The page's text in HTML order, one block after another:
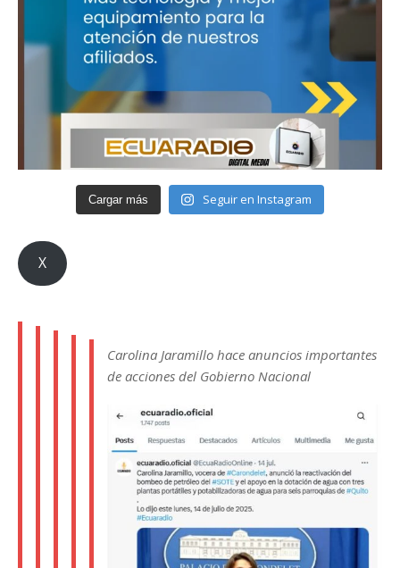
Cargar más Seguir en Instagram
X
Carolina Jaramillo hace anuncios importantes
de acciones del Gobierno Nacional